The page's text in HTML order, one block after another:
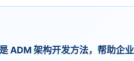
架构开发方法，帮助企